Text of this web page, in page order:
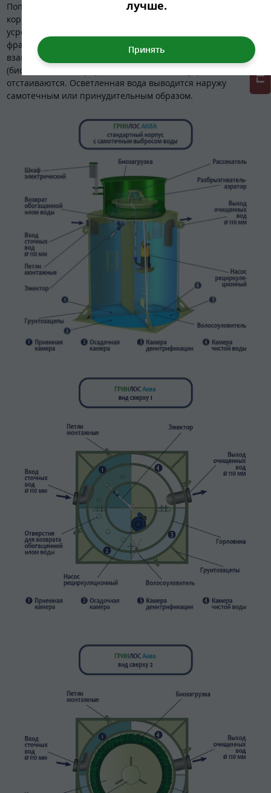
Попадая в септик и перемещаясь между камерами в
корпусе, нечистоты последовательно проходят этапы
усреднения, разделения и отстаивания, разделения на
фракции (физическая переработка), а также
взаимодействуют с бактериями из биозагрузки
(биологическая переработка). Далее стоки усредняются и
отстаиваются. Осветленная вода выводится наружу
самотечным или принудительным образом.
лучше.